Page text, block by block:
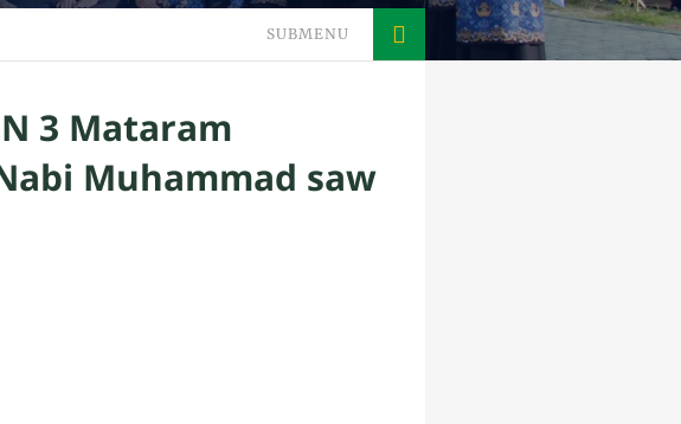
SUBMENU
3 Mataram
Muhammad saw